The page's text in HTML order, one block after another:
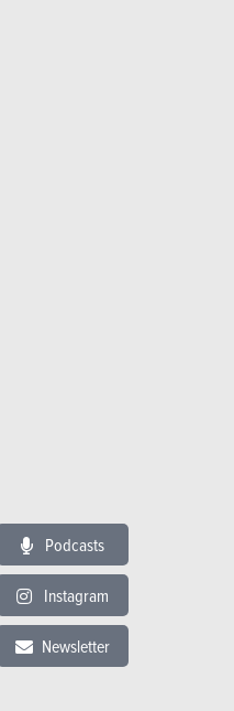
Podcasts
Instagram
Newsletter
dan biedt Audi nog een Sport
de luchtinlaten voorin, de
een klassieke look met
remmen.